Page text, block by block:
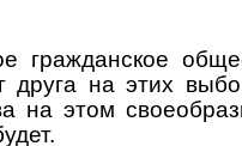
гражданское
на этих
на этом